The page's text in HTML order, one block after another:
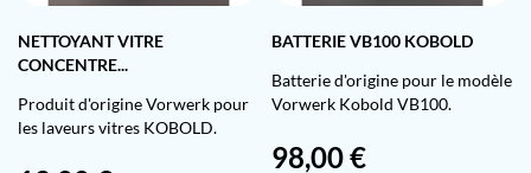
NETTOYANT VITRE
CONCENTRE...
Produit d'origine Vorwerk pour
les laveurs vitres KOBOLD.
BATTERIE VB100 KOBOLD
Batterie d'origine pour le modèle
Vorwerk Kobold VB100.
Prix
98,00 €